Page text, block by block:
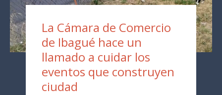
La Cámara de Comercio
de Ibagué hace un
llamado a cuidar los
eventos que construyen
ciudad